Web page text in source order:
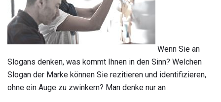
Wenn Sie an
Slogans denken, was kommt Ihnen in den Sinn? Welchen
Slogan der Marke können Sie rezitieren und identifizieren,
ohne ein Auge zu zwinkern? Man denke nur an